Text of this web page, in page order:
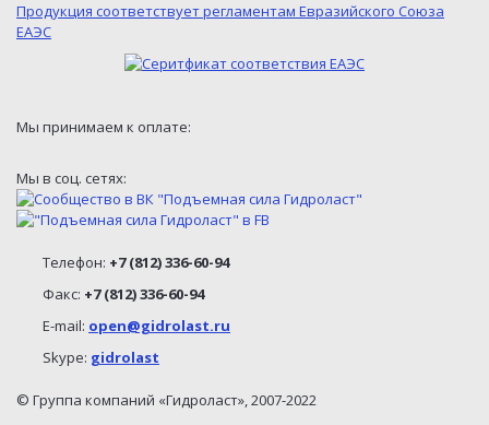
Продукция соответствует регламентам Евразийского Союза
ЕАЭС
Мы принимаем к оплате:
Мы в соц. сетях:
Телефон: +7 (812) 336-60-94
Факс: +7 (812) 336-60-94
E-mail: open@gidrolast.ru
Skype: gidrolast
© Группа компаний «Гидроласт», 2007-2022